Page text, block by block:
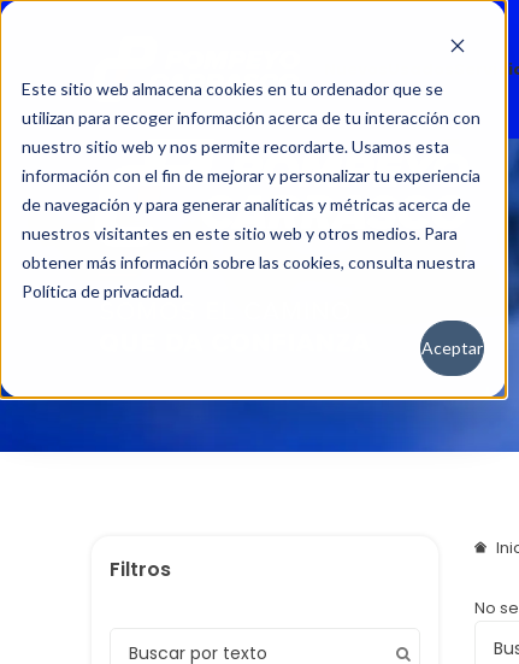
Este sitio web almacena cookies en tu ordenador que se
utilizan para recoger información acerca de tu interacción con
nuestro sitio web y nos permite recordarte. Usamos esta
información con el fin de mejorar y personalizar tu experiencia
de navegación y para generar analíticas y métricas acerca de
nuestros visitantes en este sitio web y otros medios. Para
obtener más información sobre las cookies, consulta nuestra
Política de privacidad.
Aceptar
No